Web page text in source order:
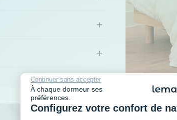
Continuer sans accepter
À chaque dormeur ses
préférences.
Configurez votre confort de
+
+